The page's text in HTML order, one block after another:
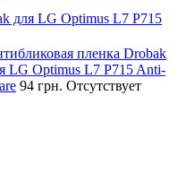
для LG Optimus L7 P715
пленка Drobak
LG Optimus L7 P715 Anti-
94 грн. Отсутствует